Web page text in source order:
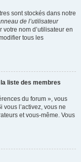
sont stockés dans notre
de l’utilisateur
nom d’utilisateur en
tous les
liste des membres
du forum », vous
vous l’activez, vous ne
et vous-même. Vous